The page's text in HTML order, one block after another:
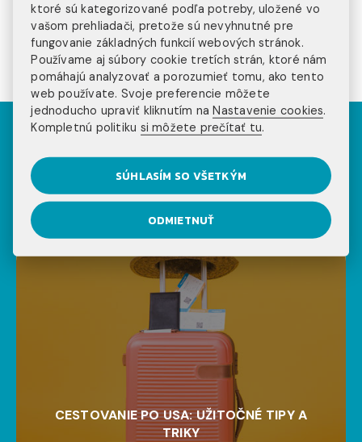
NOVINKY NA NAŠOM
BLOGU
CESTOVANIE PO USA: UŽITOČNÉ TIPY A
TRIKY
ktoré sú kategorizované podľa potreby, uložené vo
vašom prehliadači, pretože sú nevyhnutné pre
fungovanie základných funkcií webových stránok.
Používame aj súbory cookie tretích strán, ktoré nám
pomáhajú analyzovať a porozumieť tomu, ako tento
web používate. Svoje preferencie môžete
jednoducho upraviť kliknutím naNastavenie cookies.
Kompletnú politiku si môžete prečítať tu.
SÚHLASÍM SO VŠETKÝM
ODMIETNUŤ